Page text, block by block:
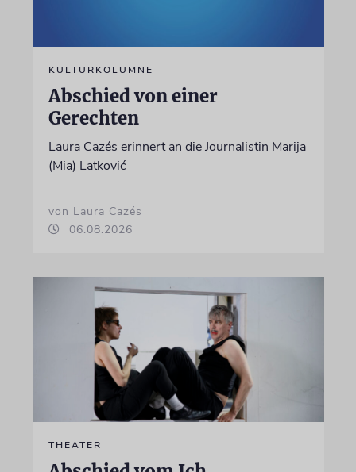
KULTURKOLUMNE
Abschied von einer
Gerechten
Laura Cazés erinnert an die Journalistin Marija
(Mia) Latković
von Laura Cazés
06.08.2026
THEATER